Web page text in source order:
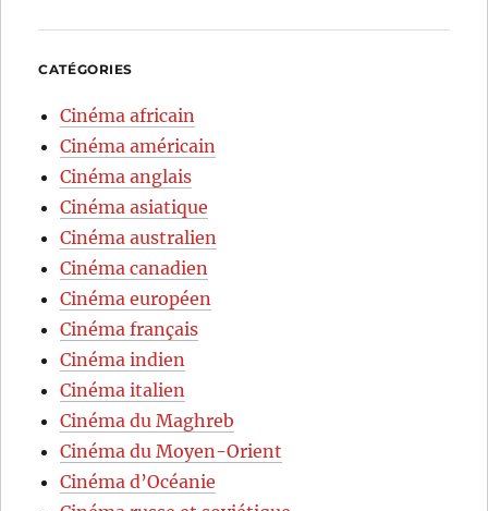
CATÉGORIES
Cinéma africain
Cinéma américain
Cinéma anglais
Cinéma asiatique
Cinéma australien
Cinéma canadien
Cinéma européen
Cinéma français
Cinéma indien
Cinéma italien
Cinéma du Maghreb
Cinéma du Moyen-Orient
Cinéma d’Océanie